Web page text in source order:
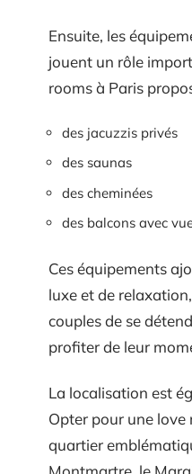
Ensuite, les
jouent un rôle
rooms à Paris
des jacuzzis privés
des saunas
des cheminées
des balcons avec
Ces équipements
luxe et de
couples de se
profiter de leur
La localisation est
Opter pour une love
quartier